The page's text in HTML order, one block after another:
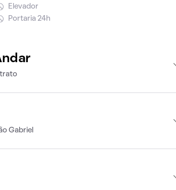
Elevador
Portaria 24h
Gabriel